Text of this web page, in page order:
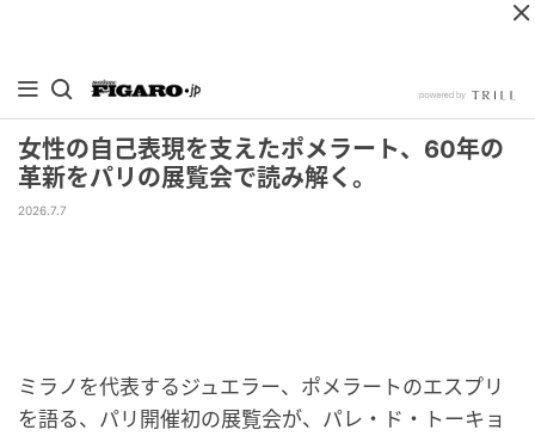
女性の自己表現を支えたポメラート、60年の
革新をパリの展覧会で読み解く。
2026.7.7
ミラノを代表するジュエラー、ポメラートのエスプリ
を語る、パリ開催初の展覧会が、パレ・ド・トーキョ